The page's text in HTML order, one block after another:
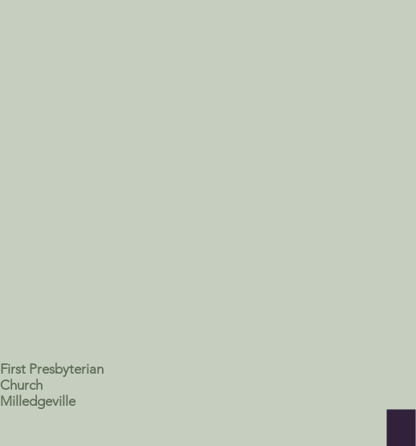
First Presbyterian
Church
Milledgeville